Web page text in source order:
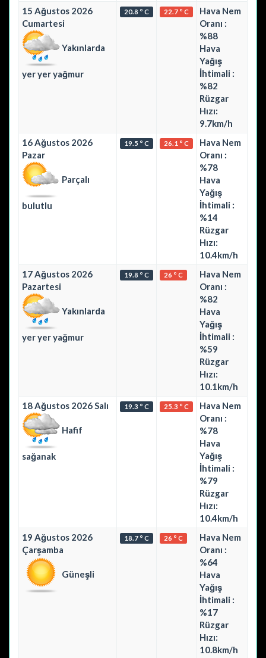
15 Ağustos 2026
Cumartesi
Yakınlarda
yer yer yağmur
20.8 ° C 22.7 ° C
Hava Nem
Oranı :
%88
Hava
Yağış
İhtimali :
%82
Rüzgar
Hızı:
9.7km/h
16 Ağustos 2026
Pazar
Parçalı
bulutlu
19.5 ° C 26.1 ° C
Hava Nem
Oranı :
%78
Hava
Yağış
İhtimali :
%14
Rüzgar
Hızı:
10.4km/h
17 Ağustos 2026
Pazartesi
Yakınlarda
yer yer yağmur
19.8 ° C 26 ° C
Hava Nem
Oranı :
%82
Hava
Yağış
İhtimali :
%59
Rüzgar
Hızı:
10.1km/h
18 Ağustos 2026 Salı
Hafif
sağanak
19.3 ° C 25.3 ° C
Hava Nem
Oranı :
%78
Hava
Yağış
İhtimali :
%79
Rüzgar
Hızı:
10.4km/h
19 Ağustos 2026
Çarşamba
Güneşli
18.7 ° C 26 ° C
Hava Nem
Oranı :
%64
Hava
Yağış
İhtimali :
%17
Rüzgar
Hızı:
10.8km/h